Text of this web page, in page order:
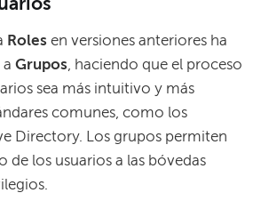
Roles en versiones anteriores ha
Grupos, haciendo que el proceso
sea más intuitivo y más
comunes, como los
Directory. Los grupos permiten
de los usuarios a las bóvedas